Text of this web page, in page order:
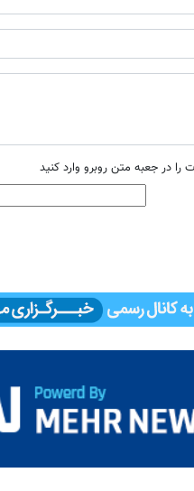
را در جعبه متن روبرو وارد کنید